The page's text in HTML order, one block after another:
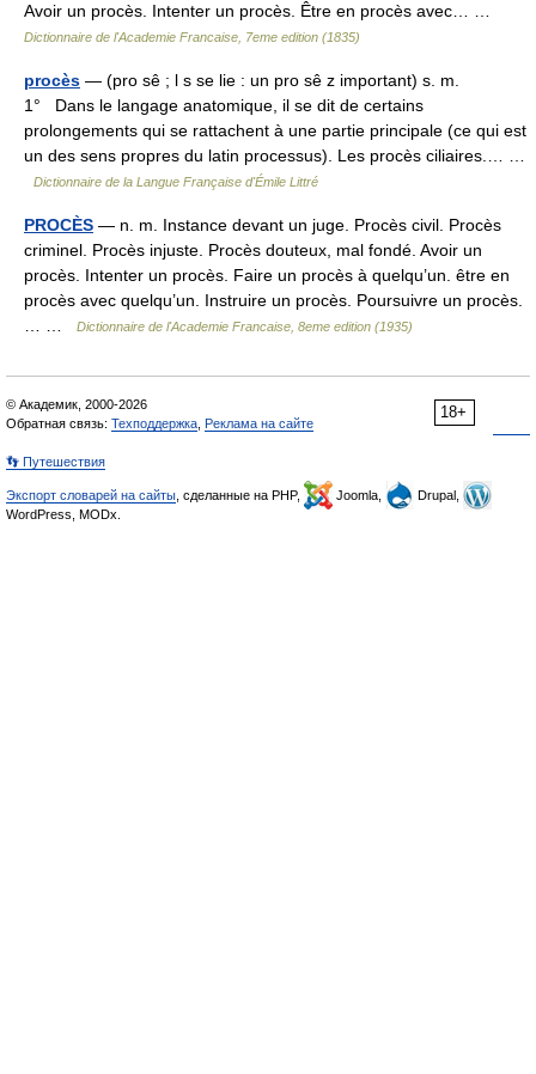
Avoir un procès. Intenter un procès. Être en procès avec… …
Dictionnaire de l'Academie Francaise, 7eme edition (1835)
procès — (pro sê ; l s se lie : un pro sê z important) s. m.
1° Dans le langage anatomique, il se dit de certains
prolongements qui se rattachent à une partie principale (ce qui est
un des sens propres du latin processus). Les procès ciliaires.… …
Dictionnaire de la Langue Française d'Émile Littré
PROCÈS — n. m. Instance devant un juge. Procès civil. Procès
criminel. Procès injuste. Procès douteux, mal fondé. Avoir un
procès. Intenter un procès. Faire un procès à quelqu’un. être en
procès avec quelqu’un. Instruire un procès. Poursuivre un procès.
Dictionnaire de l'Academie Francaise, 8eme edition (1935)
18+
© Академик, 2000-2026
Обратная связь: Техподдержка Реклама на сайте
👣 Путешествия
Экспорт словарей на сайты , сделанные на PHP, Joomla,
Drupal,
WordPress, MODx.